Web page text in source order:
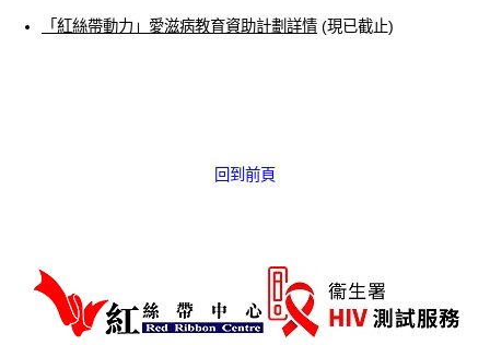
「紅絲帶動力」愛滋病教育資助計劃詳情 (現已截止)
回到前頁